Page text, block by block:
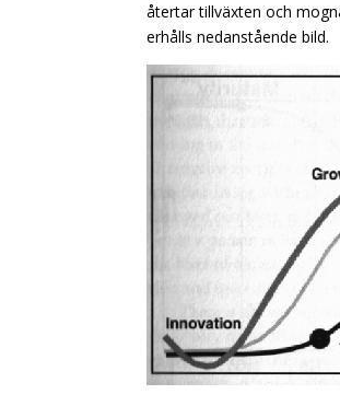
återtar tillväxten och
erhålls nedanstående bild.